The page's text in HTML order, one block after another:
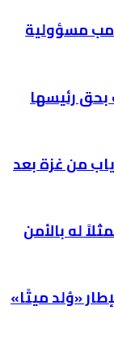
مسؤولية
بحق رئيسها
من غزة بعد
له بالأمن
«وُلد ميتًا»